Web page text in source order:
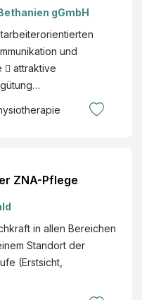
gGmbH
und
 attraktive
ZNA-Pflege
in allen Bereichen
Standort der
(Erstsicht,